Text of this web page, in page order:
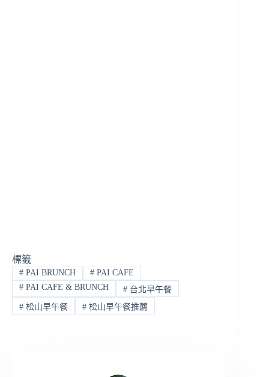
標籤
#PAI BRUNCH #PAI CAFE
#PAI CAFE & BRUNCH #台北早午餐
#松山早午餐 #松山早午餐推薦